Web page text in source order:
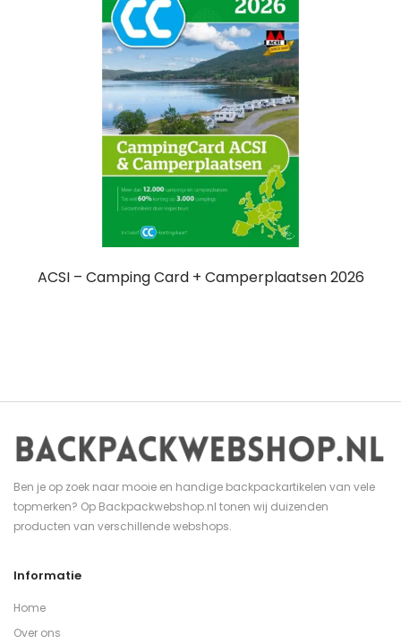
ACSI – Camping Card + Camperplaatsen 2026
Ben je op zoek naar mooie en handige backpackartikelen van vele
topmerken? Op Backpackwebshop.nl tonen wij duizenden
producten van verschillende webshops.
Informatie
Home
Over ons